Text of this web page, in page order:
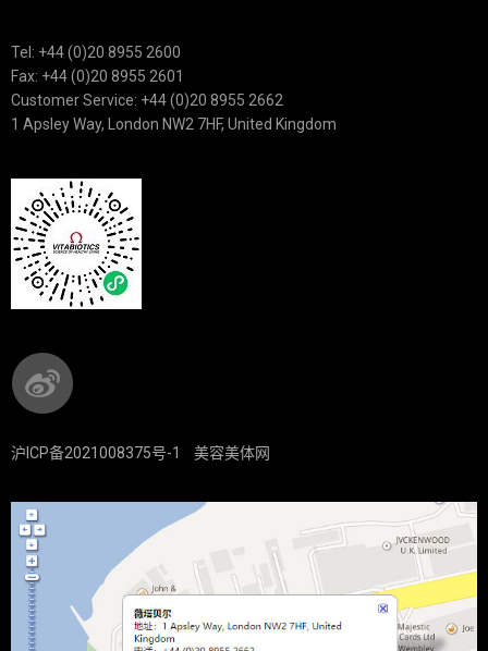
Tel: +44 (0)20 8955 2600
Fax: +44 (0)20 8955 2601
Customer Service: +44 (0)20 8955 2662
1 Apsley Way, London NW2 7HF, United Kingdom
沪ICP备2021008375号-1 美容美体网